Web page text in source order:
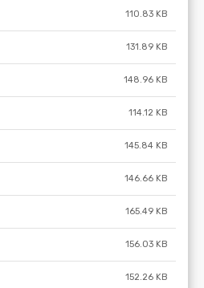
110.83 KB
131.89 KB
148.96 KB
114.12 KB
145.84 KB
146.66 KB
165.49 KB
156.03 KB
152.26 KB